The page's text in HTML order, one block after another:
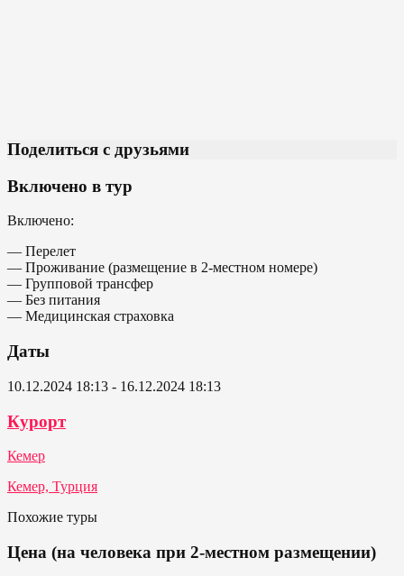
Поделиться с друзьями
Включено в тур
Включено:
— Перелет
— Проживание (размещение в 2-местном номере)
— Групповой трансфер
— Без питания
— Медицинская страховка
Даты
10.12.2024 18:13 - 16.12.2024 18:13
Курорт
Кемер
Кемер, Турция
Похожие туры
Цена (на человека при 2-местном размещении)